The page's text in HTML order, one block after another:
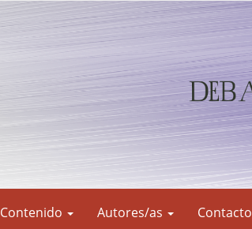
Contenido Autores/as Contacto